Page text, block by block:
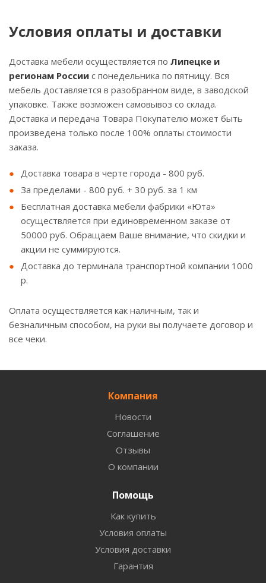
Условия оплаты и доставки
Доставка мебели осуществляется по Липецке и
регионам России с понедельника по пятницу. Вся
мебель доставляется в разобранном виде, в заводской
упаковке. Также возможен самовывоз со склада.
Доставка и передача Товара Покупателю может быть
произведена только после 100% оплаты стоимости
заказа.
Доставка товара в черте города - 800 руб.
За пределами - 800 руб. + 30 руб. за 1 км
Бесплатная доставка мебели фабрики «Юта»
осуществляется при единовременном заказе от
50000 руб. Обращаем Ваше внимание, что скидки и
акции не суммируются.
Доставка до терминала транспортной компании 1000
р.
Оплата осуществляется как наличным, так и
безналичным способом, на руки вы получаете договор и
все чеки.
Компания
Новости
Соглашение
Отзывы
О компании
Помощь
Как купить
Условия оплаты
Условия доставки
Гарантия